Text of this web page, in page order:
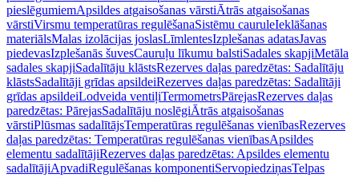
pieslēgumiemApsildes atgaisošanas vārstiĀtrās atgaisošanas
vārstiVirsmu temperatūras regulēšanaSistēmu cauruleIeklāšanas
materiālsMalas izolācijas joslasLīmlentesIzplešanas adatasJavas
piedevasIzplešanās šuvesCauruļu līkumu balstiSadales skapjiMetāla
sadales skapjiSadalītāju klāstsRezerves daļas paredzētas: Sadalītāju
klāstsSadalītāji grīdas apsildeiRezerves daļas paredzētas: Sadalītāji
grīdas apsildeiLodveida ventiļiTermometrsPārejasRezerves daļas
paredzētas: PārejasSadalītāju noslēgiĀtrās atgaisošanas
vārstiPlūsmas sadalītājsTemperatūras regulēšanas vienībasRezerves
daļas paredzētas: Temperatūras regulēšanas vienībasApsildes
elementu sadalītājiRezerves daļas paredzētas: Apsildes elementu
sadalītājiApvadiRegulēšanas komponentiServopiedziņasTelpas